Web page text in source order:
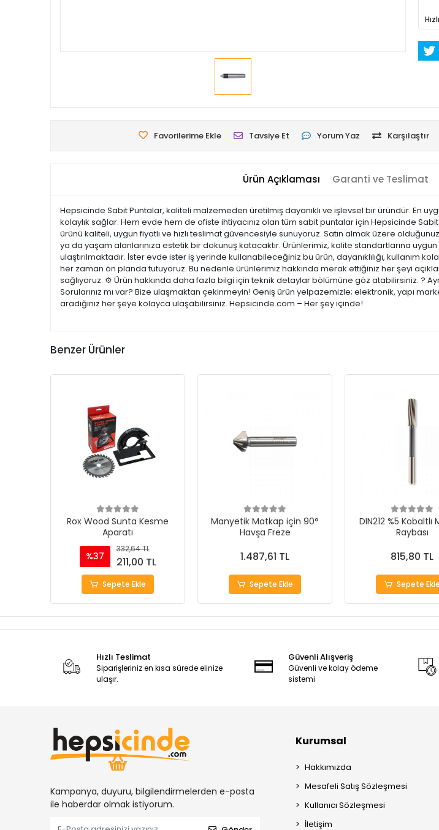
Favorilerime Ekle Tavsiye Et Yorum Yaz Karşılaştır
Ürün Açıklaması Garanti ve Teslimat
Hepsicinde Sabit Puntalar, kaliteli malzemeden üretilmiş dayanıklı ve işlevsel bir üründür. En
kolaylık sağlar. Hem evde hem de ofiste ihtiyacınız olan tüm sabit puntalar için Hepsicinde
ürünü kaliteli, uygun fiyatlı ve hızlı teslimat güvencesiyle sunuyoruz. Satın almak üzere
ya da yaşam alanlarınıza estetik bir dokunuş katacaktır. Ürünlerimiz, kalite standartlarına
ulaştırılmaktadır. İster evde ister iş yerinde kullanabileceğiniz bu ürün, dayanıklılığı, kullanım
her zaman ön planda tutuyoruz. Bu nedenle ürünlerimiz hakkında merak ettiğiniz her şeyi
sağlıyoruz. ⚙️ Ürün hakkında daha fazla bilgi için teknik detaylar bölümüne göz atabilirsiniz. ?
Sorularınız mı var? Bize ulaşmaktan çekinmeyin! Geniş ürün yelpazemizle; elektronik, yapı
aradığınız her şeye kolayca ulaşabilirsiniz. Hepsicinde.com – Her şey içinde!
Benzer Ürünler
Rox Wood Sunta Kesme
Aparatı
%37
332,64 TL
211,00 TL
Sepete Ekle
Manyetik Matkap için 90°
Havşa Freze
1.487,61 TL
Sepete Ekle
DIN212 %5 Kobaltlı
Raybası
815,80 TL
Sepete Ekle
Hızlı Teslimat
Siparişleriniz en kısa sürede elinize
ulaşır.
Güvenli Alışveriş
Güvenli ve kolay ödeme
sistemi
Kampanya, duyuru, bilgilendirmelerden e-posta
ile haberdar olmak istiyorum.
Kurumsal
Hakkımızda
Mesafeli Satış Sözleşmesi
Kullanıcı Sözleşmesi
İletişim